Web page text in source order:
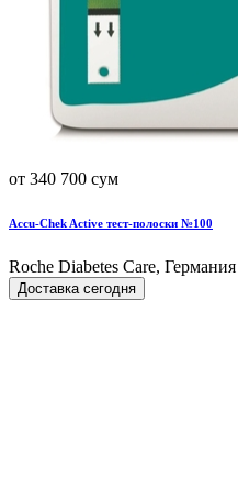
от 340 700 сум
Accu-Chek Active тест-полоски №100
Roche Diabetes Care, Германия
Доставка сегодня